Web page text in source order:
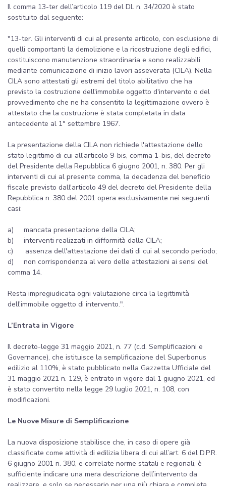
Il comma 13-ter dell’articolo 119 del DL n. 34/2020 è stato
sostituito dal seguente:
"13-ter. Gli interventi di cui al presente articolo, con esclusione di
quelli comportanti la demolizione e la ricostruzione degli edifici,
costituiscono manutenzione straordinaria e sono realizzabili
mediante comunicazione di inizio lavori asseverata (CILA). Nella
CILA sono attestati gli estremi del titolo abilitativo che ha
previsto la costruzione dell'immobile oggetto d'intervento o del
provvedimento che ne ha consentito la legittimazione ovvero è
attestato che la costruzione è stata completata in data
antecedente al 1° settembre 1967.
La presentazione della CILA non richiede l'attestazione dello
stato legittimo di cui all'articolo 9-bis, comma 1-bis, del decreto
del Presidente della Repubblica 6 giugno 2001, n. 380. Per gli
interventi di cui al presente comma, la decadenza del beneficio
fiscale previsto dall'articolo 49 del decreto del Presidente della
Repubblica n. 380 del 2001 opera esclusivamente nei seguenti
casi:
a) mancata presentazione della CILA;
b) interventi realizzati in difformità dalla CILA;
c) assenza dell'attestazione dei dati di cui al secondo periodo;
d) non corrispondenza al vero delle attestazioni ai sensi del
comma 14.
Resta impregiudicata ogni valutazione circa la legittimità
dell'immobile oggetto di intervento.".
L’Entrata in Vigore
Il decreto-legge 31 maggio 2021, n. 77 (c.d. Semplificazioni e
Governance), che istituisce la semplificazione del Superbonus
edilizio al 110%, è stato pubblicato nella Gazzetta Ufficiale del
31 maggio 2021 n. 129, è entrato in vigore dal 1 giugno 2021, ed
è stato convertito nella legge 29 luglio 2021, n. 108, con
modificazioni.
Le Nuove Misure di Semplificazione
La nuova disposizione stabilisce che, in caso di opere già
classificate come attività di edilizia libera di cui all’art. 6 del D.P.R.
6 giugno 2001 n. 380, e correlate norme statali e regionali, è
sufficiente indicare una mera descrizione dell’intervento da